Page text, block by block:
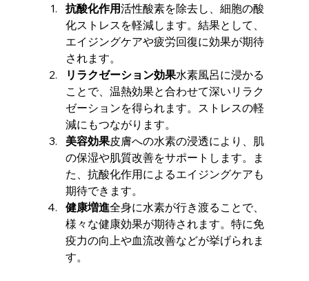
抗酸化作用活性酸素を除去し、細胞の酸
化ストレスを軽減します。結果として、
エイジングケアや疲労回復に効果が期待
されます。
リラクゼーション効果水素風呂に浸かる
ことで、温熱効果と合わせて深いリラク
ゼーションを得られます。ストレスの軽
減にもつながります。
美容効果皮膚への水素の浸透により、肌
の保湿や肌質改善をサポートします。ま
た、抗酸化作用によるエイジングケアも
期待できます。
健康増進全身に水素が行き渡ることで、
様々な健康効果が期待されます。特に免
疫力の向上や血流改善などが挙げられま
す。